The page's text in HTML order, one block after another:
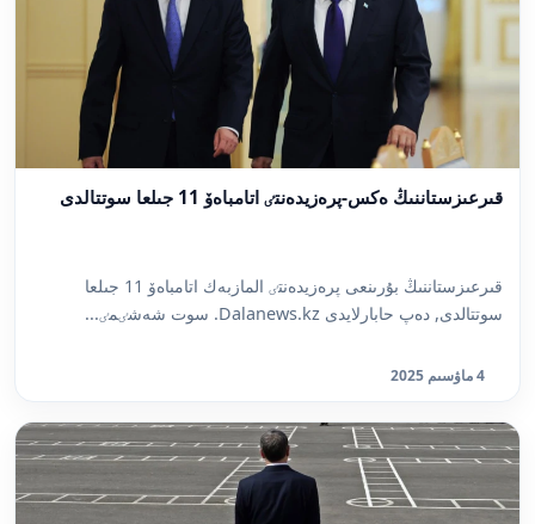
قىرعىزستاننىڭ ەكس-پرەزيدەنتٸ اتامباەۆ 11 جىلعا سوتتالدى
قىرعىزستاننىڭ بۇرىنعى پرەزيدەنتٸ المازبەك اتامباەۆ 11 جىلعا
سوتتالدى, دەپ حابارلايدى Dalanews.kz. سوت شەشٸمٸ...
4 ماۋسىم 2025